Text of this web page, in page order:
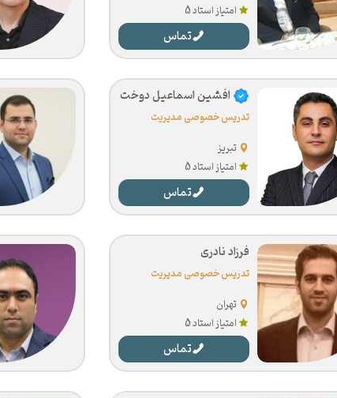
امتیاز استاد 5
تماس
تدریس خصوصی مدیریت
تبریز
امتیاز استاد 5
تماس
فرزاد نادری
تدریس خصوصی مدیریت
تهران
امتیاز استاد 5
تماس